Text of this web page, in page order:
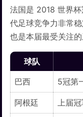
法国是 2018 世界
代足球竞争力非常
也是本届最受关注的
球队
巴西
5冠第
阿根廷 上届